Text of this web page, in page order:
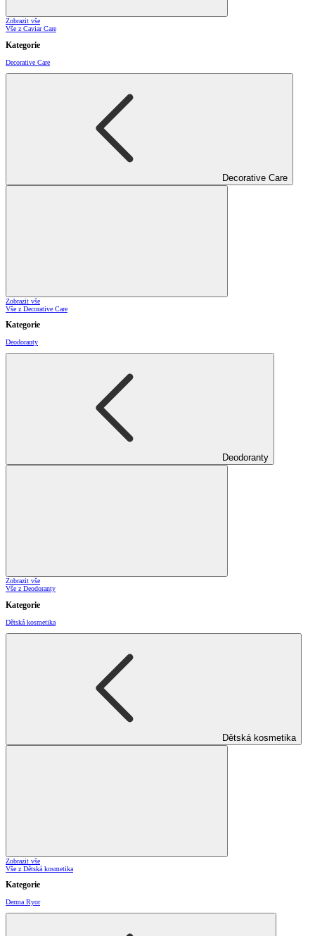
Zobrazit vše
Vše z Caviar Care
Kategorie
Decorative Care
Decorative Care
Zobrazit vše
Vše z Decorative Care
Kategorie
Deodoranty
Deodoranty
Zobrazit vše
Vše z Deodoranty
Kategorie
Dětská kosmetika
Dětská kosmetika
Zobrazit vše
Vše z Dětská kosmetika
Kategorie
Derma Ryor